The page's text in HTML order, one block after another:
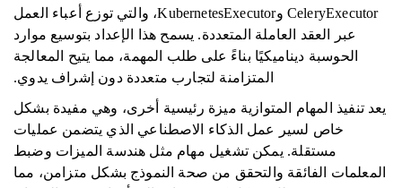
CeleryExecutor وKubernetesExecutor، والتي توزع أعباء العمل
عبر العقد العاملة المتعددة. يسمح هذا الإعداد بتوسيع موارد
الحوسبة ديناميكيًا بناءً على طلب المهمة، مما يتيح المعالجة
المتزامنة لتجارب متعددة دون إشراف يدوي.
يعد تنفيذ المهام المتوازية ميزة رئيسية أخرى، وهي مفيدة بشكل
خاص لسير عمل الذكاء الاصطناعي الذي يتضمن عمليات
مستقلة. يمكن تشغيل مهام مثل هندسة الميزات وضبط
المعلمات الفائقة والتحقق من صحة النموذج بشكل متزامن، مما